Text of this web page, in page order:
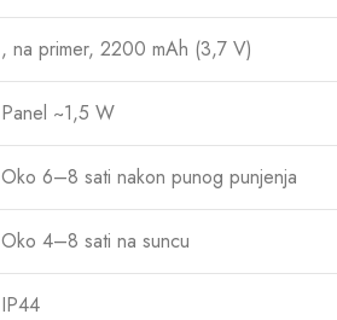
, na primer, 2200 mAh (3,7 V)
Panel ~1,5 W
Oko 6–8 sati nakon punog punjenja
Oko 4–8 sati na suncu
IP44